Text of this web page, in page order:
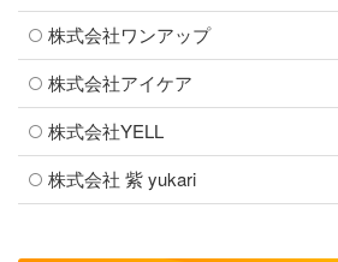
株式会社ワンアップ
株式会社アイケア
株式会社YELL
株式会社 紫 yukari